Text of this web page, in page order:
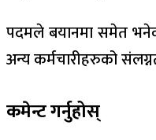
पदमले बयानमा समेत
अन्य कर्मचारीहरुको
कमेन्ट गर्नुहोस्